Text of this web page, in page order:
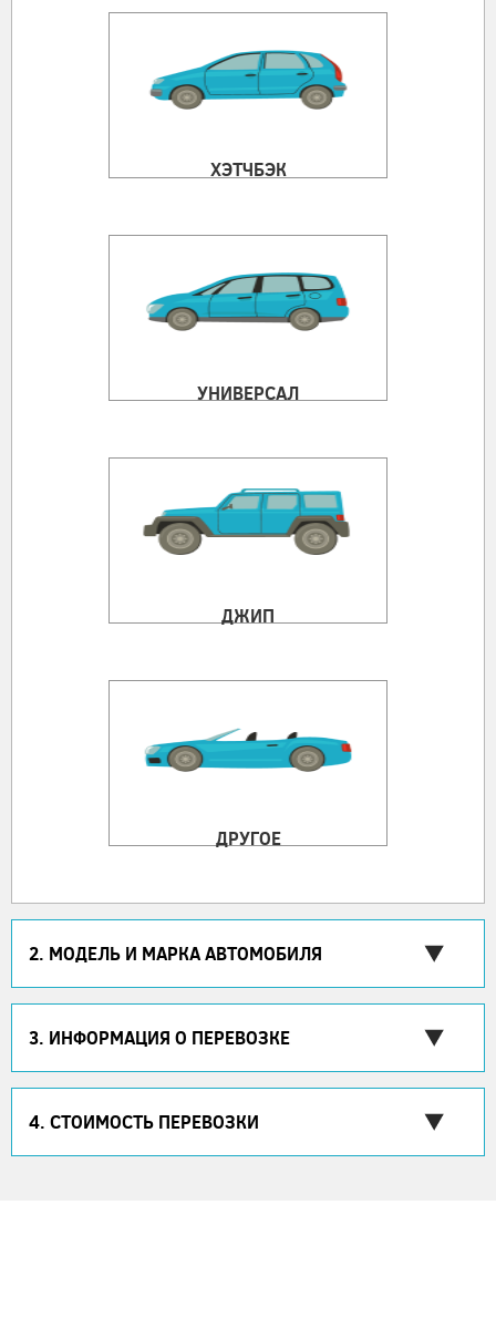
ХЭТЧБЭК
УНИВЕРСАЛ
ДЖИП
ДРУГОЕ
2. МОДЕЛЬ И МАРКА АВТОМОБИЛЯ
3. ИНФОРМАЦИЯ О ПЕРЕВОЗКЕ
4. СТОИМОСТЬ ПЕРЕВОЗКИ